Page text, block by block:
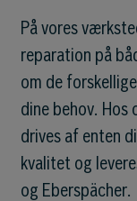
På vores
reparation på
om de
dine behov.
drives af enten
kvalitet og
og Eberspächer.